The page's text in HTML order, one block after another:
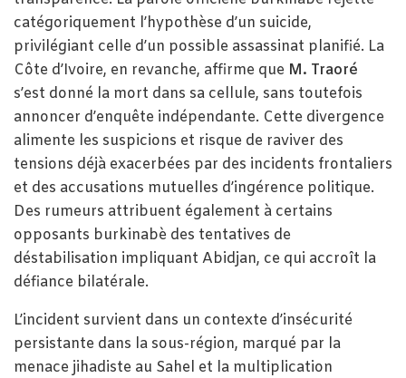
catégoriquement l’hypothèse d’un suicide,
privilégiant celle d’un possible assassinat planifié. La
Côte d’Ivoire, en revanche, affirme que M. Traoré
s’est donné la mort dans sa cellule, sans toutefois
annoncer d’enquête indépendante. Cette divergence
alimente les suspicions et risque de raviver des
tensions déjà exacerbées par des incidents frontaliers
et des accusations mutuelles d’ingérence politique.
Des rumeurs attribuent également à certains
opposants burkinabè des tentatives de
déstabilisation impliquant Abidjan, ce qui accroît la
défiance bilatérale.
L’incident survient dans un contexte d’insécurité
persistante dans la sous-région, marqué par la
menace jihadiste au Sahel et la multiplication